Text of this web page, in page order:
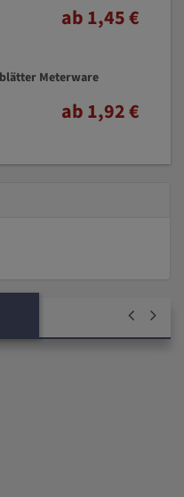
ab 1,45 €
Meterware
ab 1,92 €